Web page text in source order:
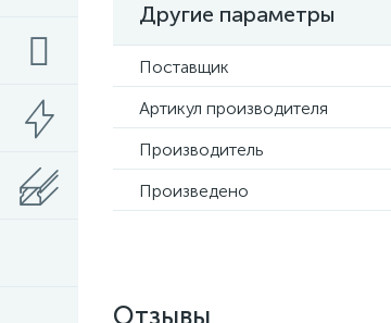
Другие параметры
Поставщик
Артикул производителя
Производитель
Произведено
Отзывы